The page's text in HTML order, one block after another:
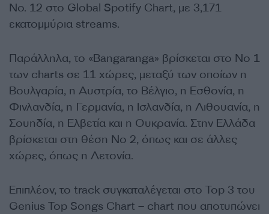
Νο. 12 στο Global Spotify Chart, με 3,171
εκατομμύρια streams.
Παράλληλα, το «Bangaranga» βρίσκεται στο Νο 1
των charts σε 11 χώρες, μεταξύ των οποίων η
Βουλγαρία, η Αυστρία, το Βέλγιο, η Εσθονία, η
Φινλανδία, η Γερμανία, η Ισλανδία, η Λιθουανία, η
Σουηδία, η Ελβετία και η Ουκρανία. Στην Ελλάδα
βρίσκεται στη θέση Νο 2, όπως και σε άλλες
χώρες, όπως η Λετονία.
Επιπλέον, το track συγκαταλέγεται στο Top 3 του
Genius Top Songs Chart – chart που αποτυπώνει